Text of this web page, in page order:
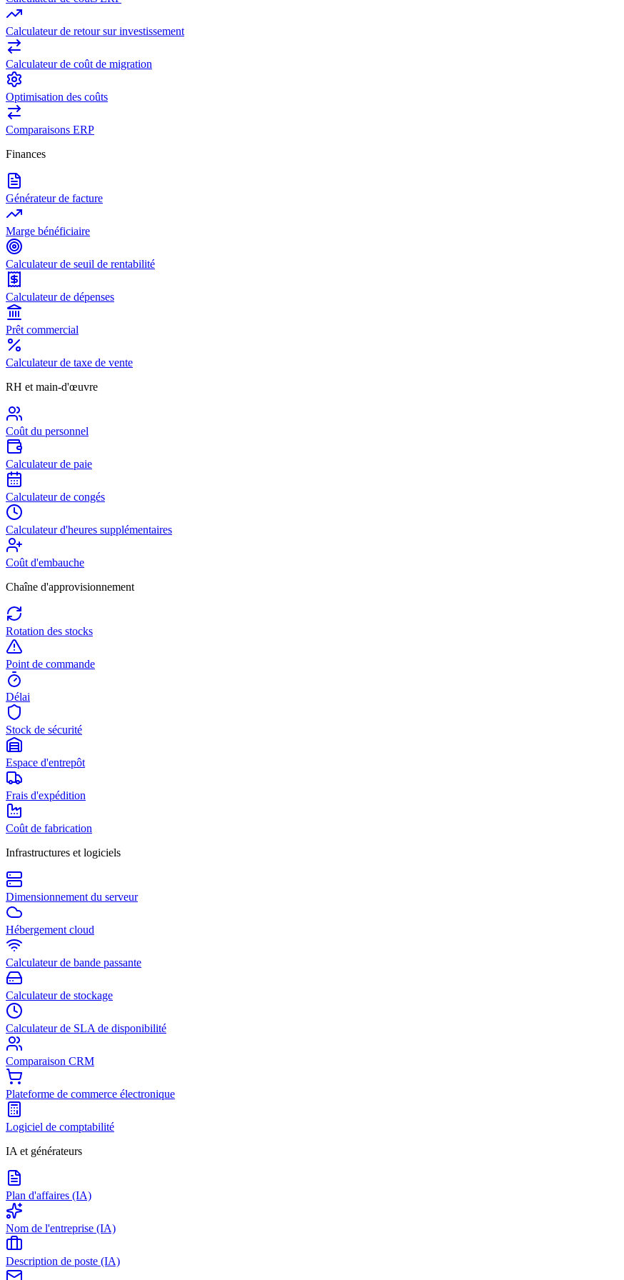
Calculateur de retour sur investissement
Calculateur de coût de migration
Optimisation des coûts
Comparaisons ERP
Finances
Générateur de facture
Marge bénéficiaire
Calculateur de seuil de rentabilité
Calculateur de dépenses
Prêt commercial
Calculateur de taxe de vente
RH et main-d'œuvre
Coût du personnel
Calculateur de paie
Calculateur de congés
Calculateur d'heures supplémentaires
Coût d'embauche
Chaîne d'approvisionnement
Rotation des stocks
Point de commande
Délai
Stock de sécurité
Espace d'entrepôt
Frais d'expédition
Coût de fabrication
Infrastructures et logiciels
Dimensionnement du serveur
Hébergement cloud
Calculateur de bande passante
Calculateur de stockage
Calculateur de SLA de disponibilité
Comparaison CRM
Plateforme de commerce électronique
Logiciel de comptabilité
IA et générateurs
Plan d'affaires (IA)
Nom de l'entreprise (IA)
Description de poste (IA)